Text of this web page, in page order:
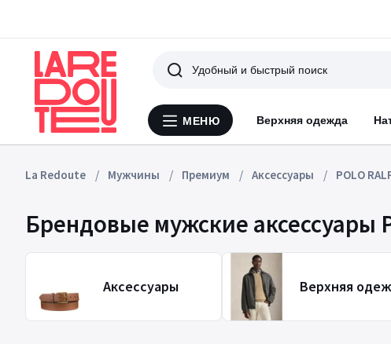
Меню
МЕНЮ Верхняя одежда
Поиск
La Redoute Мужчины Премиум Аксессуары POLO
Брендовые мужские аксессуары
Аксессуары Верхняя